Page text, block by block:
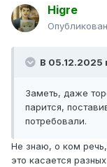
Higre
В 05.12.2025
Заметь, даже
парится,
потребовали.
Не знаю, о ком
это касается